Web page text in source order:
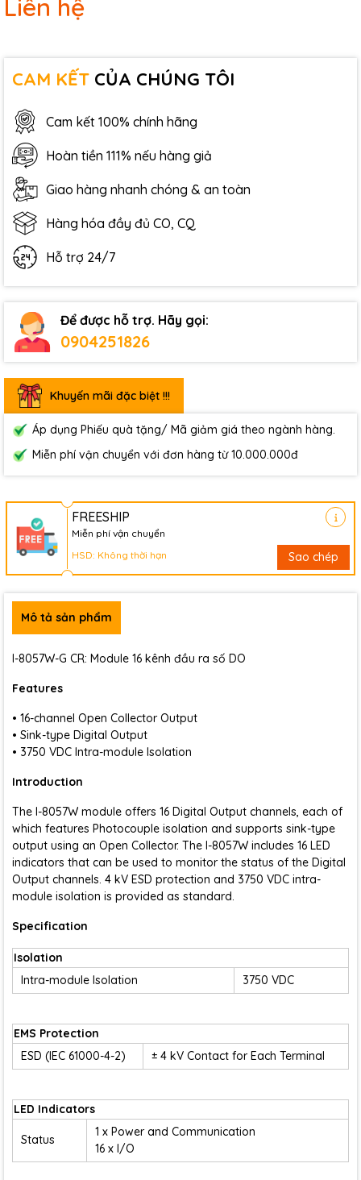
Liên hệ
CAM KẾT CỦA CHÚNG TÔI
Cam kết 100% chính hãng
Hoàn tiền 111% nếu hàng giả
Giao hàng nhanh chóng & an toàn
Hàng hóa đầy đủ CO, CQ
Hỗ trợ 24/7
Để được hỗ trợ. Hãy gọi:
0904251826
Khuyến mãi đặc biệt !!!
Áp dụng Phiếu quà tặng/ Mã giảm giá theo ngành hàng.
Miễn phí vận chuyển với đơn hàng từ 10.000.000đ
FREESHIP
Miễn phí vận chuyển
HSD: Không thời hạn
Sao chép
Mô tả sản phẩm
I-8057W-G CR: Module 16 kênh đầu ra số DO
Features
• 16-channel Open Collector Output
• Sink-type Digital Output
• 3750 VDC Intra-module Isolation
Introduction
The I-8057W module offers 16 Digital Output channels, each of
which features Photocouple isolation and supports sink-type
output using an Open Collector. The I-8057W includes 16 LED
indicators that can be used to monitor the status of the Digital
Output channels. 4 kV ESD protection and 3750 VDC intra-
module isolation is provided as standard.
Specification
Isolation
Intra-module Isolation
3750 VDC
EMS Protection
ESD (IEC 61000-4-2)
± 4 kV Contact for Each Terminal
LED Indicators
Status
1 x Power and Communication
16 x I/O